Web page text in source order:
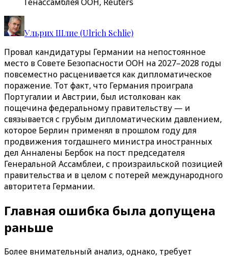
Ульрих Шлие (Ulrich Schlie)
Провал кандидатуры Германии на непостоянное
место в Совете Безопасности ООН на 2027–2028 годы
повсеместно расценивается как дипломатическое
поражение. Тот факт, что Германия проиграла
Португалии и Австрии, был истолкован как
пощечина федеральному правительству — и
связывается с грубым дипломатическим давлением,
которое Берлин применял в прошлом году для
продвижения тогдашнего министра иностранных
дел Анналены Бербок на пост председателя
Генеральной Ассамблеи, с произраильской позицией
правительства и в целом с потерей международного
авторитета Германии.
Главная ошибка была допущена
раньше
Более внимательный анализ, однако, требует